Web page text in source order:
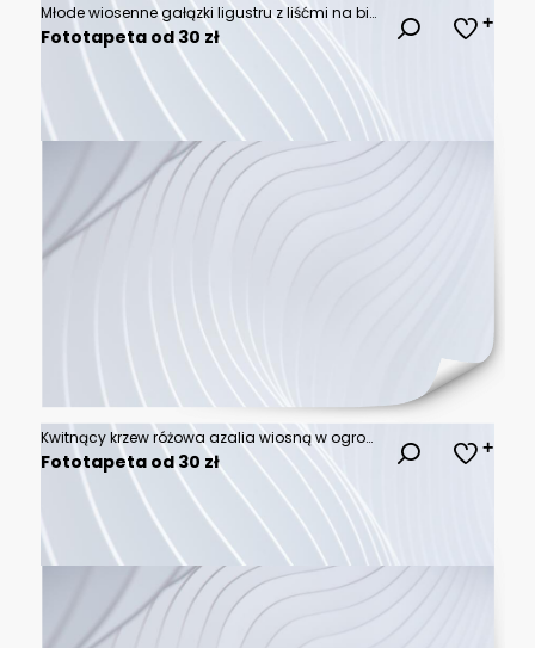
Młode wiosenne gałązki ligustru z liśćmi na białym tle.
Fototapeta od 30 zł
Kwitnący krzew różowa azalia wiosną w ogrodzie
Fototapeta od 30 zł